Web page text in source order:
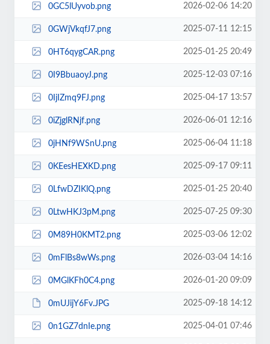
0GC5lUyvob.png 2026-02-06 14:20
0GWjVkqfJ7.png 2025-07-11 12:15
0HT6qygCAR.png 2025-01-25 20:49
0I9BbuaoyJ.png 2025-12-03 07:16
0IjIZmq9FJ.png 2025-04-17 13:57
0iZjglRNjf.png 2026-06-01 12:16
0jHNf9WSnU.png 2025-06-04 11:18
0KEesHEXKD.png 2025-09-17 09:11
0LfwDZIKlQ.png 2025-01-25 20:40
0LtwHKJ3pM.png 2025-07-25 09:30
0M89H0KMT2.png 2025-03-06 12:02
0mFlBs8wWs.png 2026-03-04 14:16
0MGlKFh0C4.png 2026-01-20 09:09
0mUJijY6Fv.JPG 2025-09-18 14:12
0n1GZ7dnIe.png 2025-04-01 07:46